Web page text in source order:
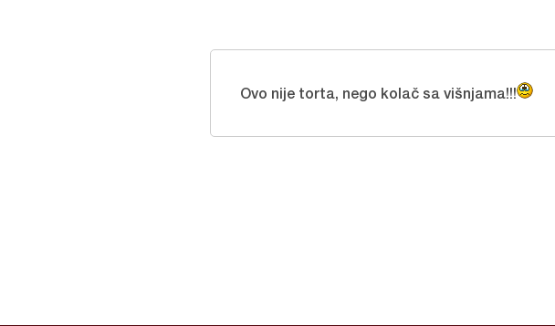
Ovo nije torta, nego kolač sa višnjama!!!